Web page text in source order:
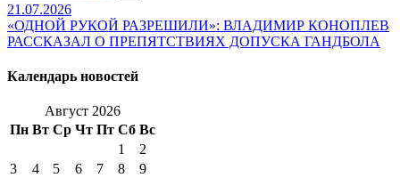
21.07.2026
«ОДНОЙ РУКОЙ РАЗРЕШИЛИ»: ВЛАДИМИР КОНОПЛЕВ
РАССКАЗАЛ О ПРЕПЯТСТВИЯХ ДОПУСКА ГАНДБОЛА
Календарь новостей
Август 2026
Пн Вт Ср Чт Пт Сб Вс
1
2
3
4 5 6 7 8
9